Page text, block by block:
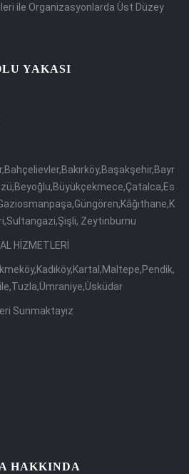
ile Organizasyonlarda Üst Düzey
YAKASI
Zeytinburnu
HİZMETLERİ
Sunmaktayız
HAKKINDA